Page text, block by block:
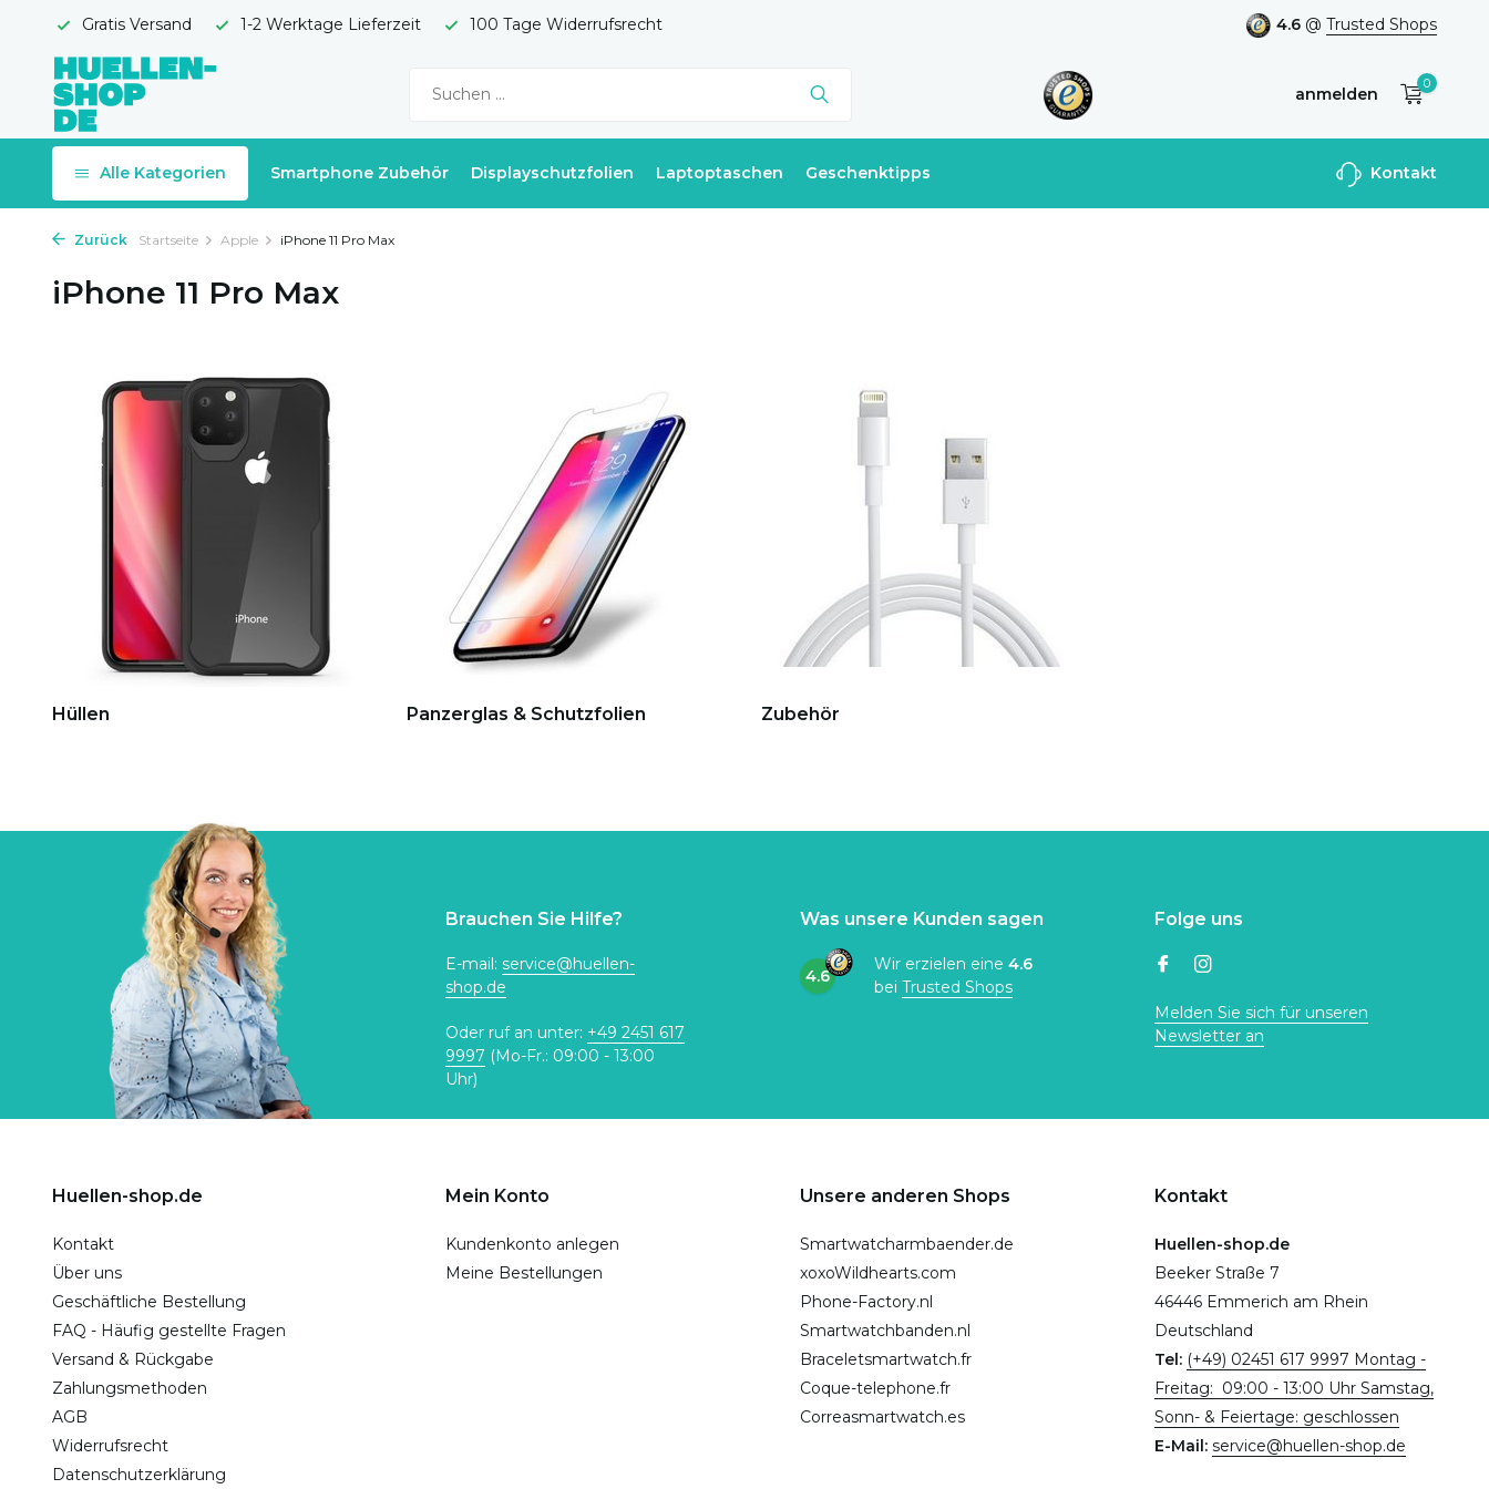
Gratis Versand 1-2 Werktage Lieferzeit 100 Tage Widerrufsrecht 4.6 @ Trusted Shops
anmelden
Benutzerkonto
0
Alle Kategorien Smartphone Zubehör Displayschutzfolien Laptoptaschen Geschenktipps Kontakt
Zurück Startseite Apple iPhone 11 Pro Max
iPhone 11 Pro Max
Hüllen Panzerglas & Schutzfolien Zubehör
Brauchen Sie Hilfe?
E-mail: service@huellen-
shop.de
Oder ruf an unter: +49 2451 617
9997 (Mo-Fr.: 09:00 - 13:00
Uhr)
Was unsere Kunden sagen
4.6
Wir erzielen eine 4.6
bei Trusted Shops
Folge uns
Melden Sie sich für unseren
Newsletter an
Huellen-shop.de
Kontakt
Über uns
Geschäftliche Bestellung
FAQ - Häufig gestellte Fragen
Versand & Rückgabe
Zahlungsmethoden
AGB
Widerrufsrecht
Datenschutzerklärung
Mein Konto
Kundenkonto anlegen
Meine Bestellungen
Unsere anderen Shops
Smartwatcharmbaender.de
xoxoWildhearts.com
Phone-Factory.nl
Smartwatchbanden.nl
Braceletsmartwatch.fr
Coque-telephone.fr
Correasmartwatch.es
Kontakt
Huellen-shop.de
Beeker Straße 7
46446 Emmerich am Rhein
Deutschland
Tel: (+49) 02451 617 9997 Montag -
Freitag: 09:00 - 13:00 Uhr Samstag,
Sonn- & Feiertage: geschlossen
E-Mail: service@huellen-shop.de